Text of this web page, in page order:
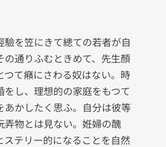
驗を笠にきて總ての若者が自
の通りふむときめて、先生顏
つて癪にさわる奴はない。時
をし、理想的の家庭をもつて
あかしたく思ふ。自分は彼等
弄物とは見ない。姙婦の醜
ステリー的になることを自然